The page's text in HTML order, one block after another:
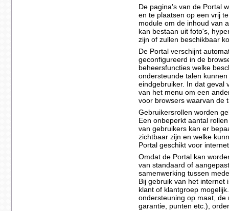
De pagina's van de Portal
en te plaatsen op een vrij
module om de inhoud van
kan bestaan uit foto's,
zijn of zullen beschikbaar
De Portal verschijnt
geconfigureerd in de
beheersfuncties welke
ondersteunde talen
eindgebruiker. In dat geval
van het menu om een
voor browsers waarvan de
Gebruikersrollen worden
Een onbeperkt aantal
van gebruikers kan er
zichtbaar zijn en welke
Portal geschikt voor
Omdat de Portal kan
van standaard of
samenwerking tussen
Bij gebruik van het internet
klant of klantgroep
ondersteuning op maat,
garantie, punten etc.),